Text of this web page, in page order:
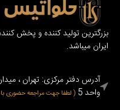
بزرگترین تولید کننده و پخش
ایران میباشد.
واحد 5
( لطفا جهت مراجعه حضوری